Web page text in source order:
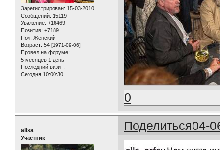
Зарегистрирован: 15-03-2010
Сообщений: 15119
Уважение: +16469
Позитив: +7189
Пол: Женский
Возраст: 54 [1971-09-06]
Провел на форуме:
5 месяцев 1 день
Последний визит:
Сегодня 10:00:30
0
Поделиться04-
alisa
Участник